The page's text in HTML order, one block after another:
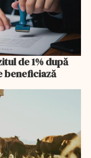
de 1% după
beneficiază